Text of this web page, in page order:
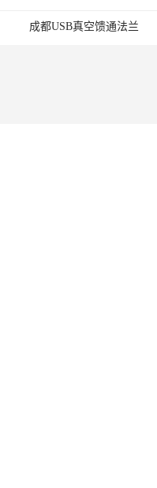
成都USB真空馈通法兰